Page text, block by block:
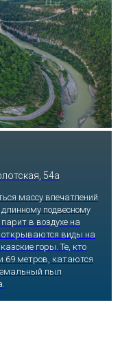
54а
массу впечатлений
подвесному
в воздухе на
открываются виды на
горы. Те, кто
69 метров, катаются
пыл